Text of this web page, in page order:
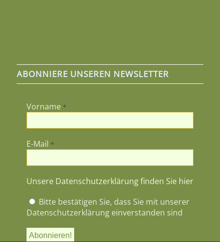
ABONNIERE UNSEREN NEWSLETTER
Vorname *
E-Mail *
Unsere Datenschutzerklärung finden Sie hier
Bitte bestätigen Sie, dass Sie mit unserer
Datenschutzerklärung einverstanden sind